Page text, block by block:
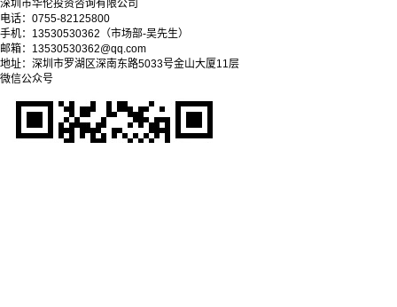
深圳市华伦投资咨询有限公司
电话：0755-82125800
手机：13530530362（市场部-吴先生）
邮箱：13530530362@qq.com
地址：深圳市罗湖区深南东路5033号金山大厦11层
微信公众号